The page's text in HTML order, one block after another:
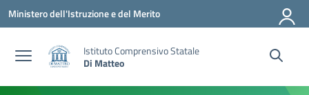
Vai ai contenuti
Vai al menu di navigazione
Vai al footer
Ministero dell'Istruzione e del Merito
Istituto Comprensivo Statale
Di Matteo